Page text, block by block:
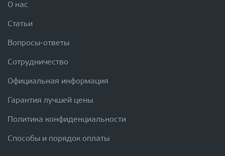
О нас
Статьи
Вопросы-ответы
Сотрудничество
Официальная информация
Гарантия лучшей цены
Политика конфиденциальности
Способы и порядок оплаты